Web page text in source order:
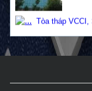
Tòa tháp VCCI,